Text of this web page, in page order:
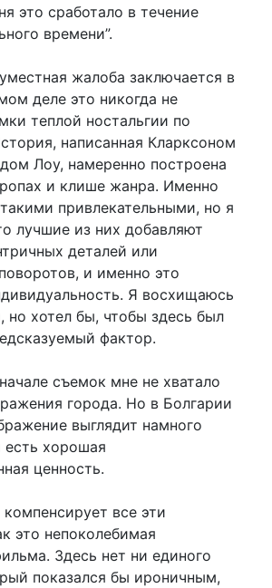
это сработало в течение
времени”.
жалоба заключается в
деле это никогда не
теплой ностальгии по
написанная Кларксоном
Лоу, намеренно построена
и клише жанра. Именно
привлекательными, но я
лучшие из них добавляют
деталей или
и именно это
Я восхищаюсь
но хотел бы, чтобы здесь был
фактор.
съемок мне не хватало
города. Но в Болгарии
выглядит намного
хорошая
ценность.
все эти
это непоколебимая
Здесь нет ни единого
показался бы ироничным,